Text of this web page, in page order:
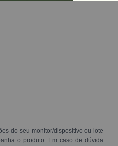
do seu monitor/dispositivo ou lote
o produto. Em caso de dúvida